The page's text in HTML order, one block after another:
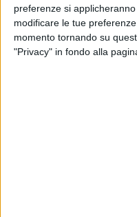
preferenze si
modificare le tue
momento tornando su
"Privacy" in fondo alla
RUVO - 3
Incidente